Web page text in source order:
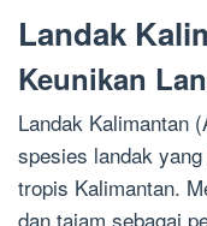
Landak
Keunikan
Landak Kalimantan
spesies landak
tropis Kalimantan.
dan tajam sebagai